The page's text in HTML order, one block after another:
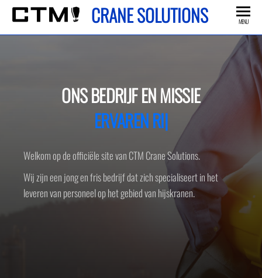
CRANE SOLUTIONS MENU
ONS BEDRIJF EN MISSIE
ERVAREN RIGGER
Welkom op de officiële site van CTM Crane Solutions.
Wij zijn een jong en fris bedrijf dat zich specialiseert in het
leveren van personeel op het gebied van hijskranen.